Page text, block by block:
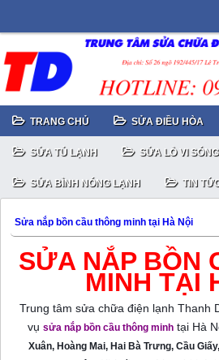
TRANG CHỦ SỬA ĐIỀU HÒA
SỬA TỦ LẠNH SỬA LÒ VI SÓNG
SỬA BÌNH NÓNG LẠNH TIN
Sửa nắp bồn cầu thông minh tại Hà Nội
SỬA NẮP BỒN
MINH TẠI
Trung tâm sửa chữa điện lạnh Thanh
vụ sửa nắp bồn cầu thông minh tại Hà
Xuân, Hoàng Mai, Hai Bà Trưng, Cầu